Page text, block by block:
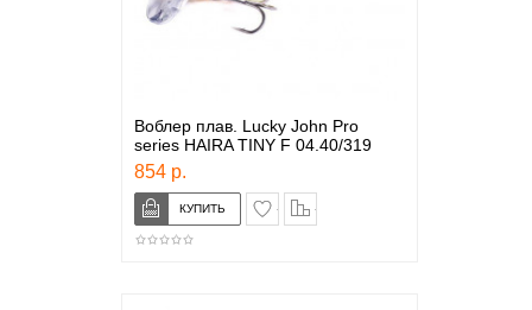
Воблер плав. Lucky John Pro
series HAIRA TINY F 04.40/319
854 р.
в закладки